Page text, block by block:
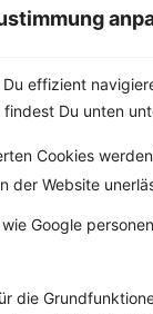
effizient
Du unten
Cookies
der Website
Google
die
LEBENSMITTEL
Heilmittel
Die Zwiebel
zu der
Schon seit